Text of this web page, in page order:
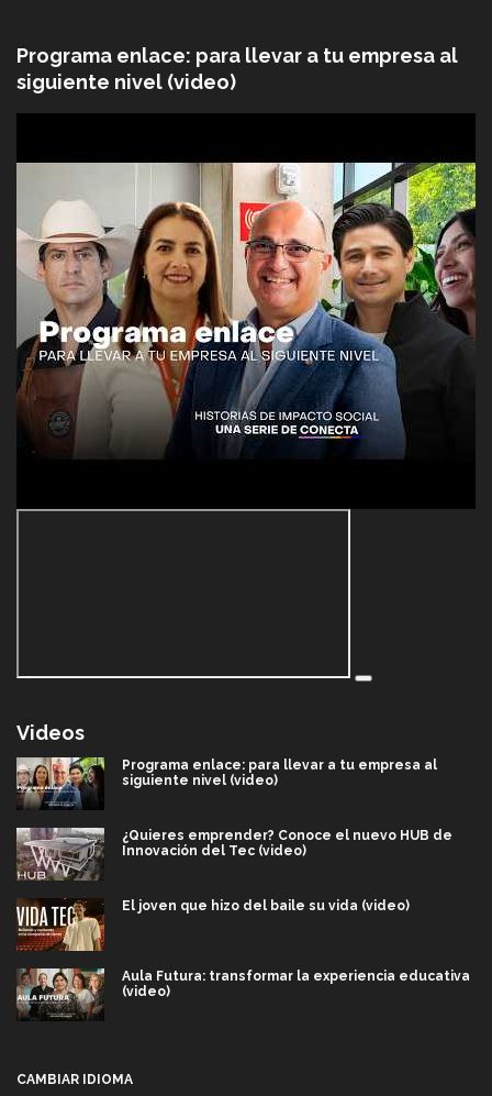
Programa enlace: para llevar a tu empresa al
siguiente nivel (video)
Videos
Programa enlace: para llevar a tu empresa al
siguiente nivel (video)
¿Quieres emprender? Conoce el nuevo HUB de
Innovación del Tec (video)
El joven que hizo del baile su vida (video)
Aula Futura: transformar la experiencia educativa
(video)
CAMBIAR IDIOMA